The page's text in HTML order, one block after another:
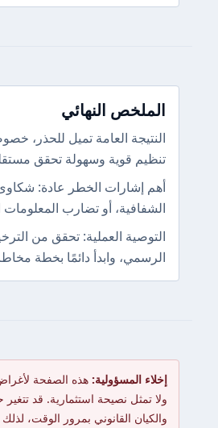
الملخص النهائي
النتيجة العامة تميل للحذر،
تنظيم قوية وسهولة تحقق
أهم إشارات الخطر عادة:
الشفافية، أو تضارب المعلومات
التوصية العملية: تحقق من
الرسمي، وابدأ دائمًا بخطة
إخلاء المسؤولية: هذه الصفحة
ولا تمثل نصيحة استثمارية. قد تتغير
والكيان القانوني بمرور الوقت،